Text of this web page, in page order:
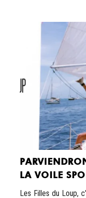
LA VOILE
Les Filles du Loup,